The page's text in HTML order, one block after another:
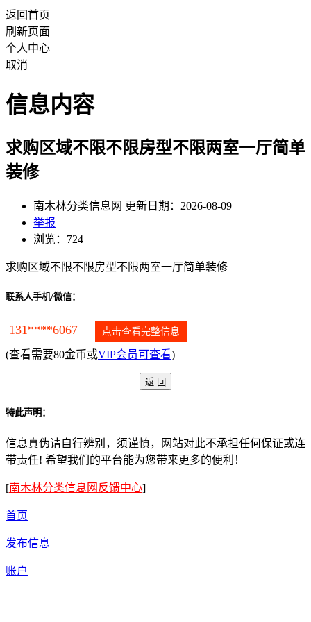
返回首页
刷新页面
个人中心
取消
信息内容
求购区域不限不限房型不限两室一厅简单
装修
南木林分类信息网 更新日期：2026-08-09
举报
浏览：724
求购区域不限不限房型不限两室一厅简单装修
联系人手机/微信：
131****6067 点击查看完整信息
(查看需要80金币或VIP会员可查看)
特此声明：
信息真伪请自行辨别，须谨慎，网站对此不承担任何保证或连
带责任! 希望我们的平台能为您带来更多的便利！
[南木林分类信息网反馈中心]
首页
发布信息
账户